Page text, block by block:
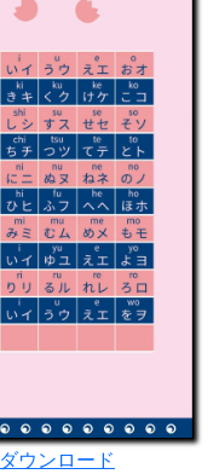
ダウンロード